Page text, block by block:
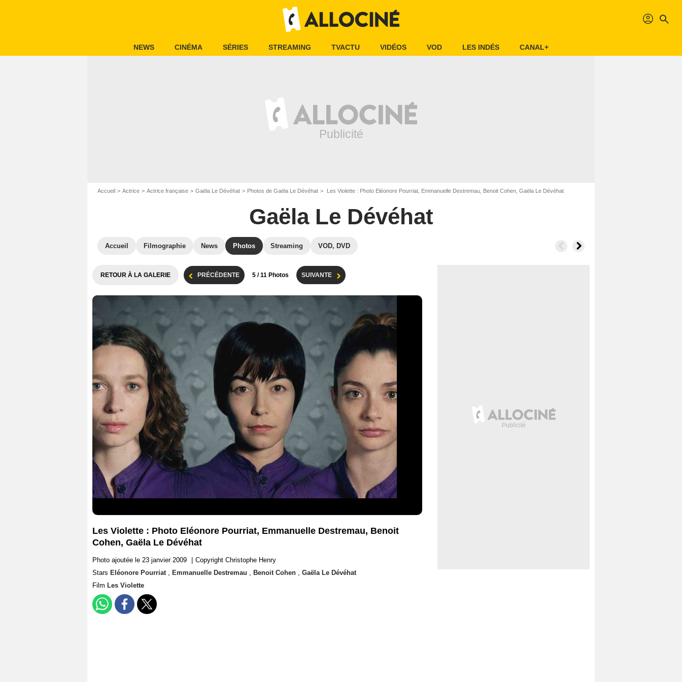
profil search
NEWS CINÉMA SÉRIES STREAMING TVACTU VIDÉOS VOD LES INDÉS CANAL+
Accueil Actrice Actrice française Gaëla Le Dévéhat Photos de Gaëla Le Dévéhat Les Violette : Photo Eléonore Pourriat, Emmanuelle Destremau, Benoit Cohen, Gaëla Le Dévéhat
Gaëla Le Dévéhat
Accueil Filmographie News Photos Streaming VOD, DVD
RETOUR À LA GALERIE PRÉCÉDENTE 5 / 11 Photos SUIVANTE
Les Violette : Photo Eléonore Pourriat, Emmanuelle Destremau, Benoit
Cohen, Gaëla Le Dévéhat
Photo ajoutée le 23 janvier 2009
Copyright Christophe Henry
Stars Eléonore Pourriat , Emmanuelle Destremau , Benoit Cohen , Gaëla Le Dévéhat
Film Les Violette